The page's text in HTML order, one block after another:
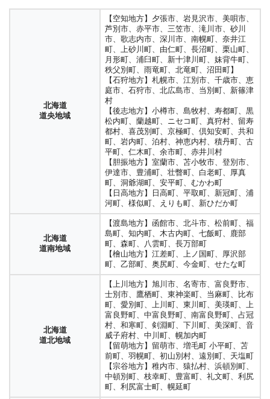
会津地域 浜通り地域
道央地域
【空知地方】夕張市、岩見沢市、美唄市、
芦別市、赤平市、三笠市、滝川市、砂川
市、歌志内市、深川市、南幌町、奈井江
町、上砂川町、由仁町、長沼町、栗山町、
月形町、浦臼町、新十津川町、妹背牛町、
秩父別町、雨竜町、北竜町、沼田町】
【石狩地方】札幌市、江別市、千歳市、恵
庭市、石狩市、北広島市、当別町、新篠津
村
【後志地方】小樽市、島牧村、寿都町、黒
松内町、蘭越町、ニセコ町、真狩村、留寿
都村、喜茂別町、京極町、倶知安町、共和
町、岩内町、泊村、神恵内村、積丹町、古
平町、仁木町、余市町、赤井川村
【胆振地方】室蘭市、苫小牧市、登別市、
伊達市、豊浦町、壮瞥町、白老町、厚真
町、洞爺湖町、安平町、むかわ町
【日高地方】日高町、平取町、新冠町、浦
河町、様似町、えりも町、新ひだか町
【渡島地方】函館市、北斗市、松前町、福
島町、知内町、木古内町、七飯町、鹿部
町、森町、八雲町、長万部町
【檜山地方】江差町、上ノ国町、厚沢部
町、乙部町、奥尻町、今金町、せたな町
西地域 東地域 南地域
多摩地域 東京都島嶼部
横浜市域
川崎市域 横須賀三浦地域 県央地域
湘
県央地域
水戸市、笠間市、小美玉市、東茨城郡（茨
城町、大洗町、城里町）
県北地域
日立市、ひたちなか市、常陸太田市、高萩
市、北茨城市、常陸大宮市、那珂市、那珂
郡（東海村）、久慈郡（大子町）
鹿行地域
鹿嶋市、潮来市、神栖市、鉾田市、行方
市、つくば市、土浦市、取手市、牛久市、
龍ヶ崎市、石岡市、守谷市、稲敷市、かす
みがうら市、つくばみらい市、
稲敷郡（阿見町、・河内町、美浦村）、北
相馬郡（利根町）
古河市、筑西市、常総市、坂東市、結城
市、桜川市、下妻市、結城郡（八千代
町）、猿島郡（五霞町、境町）
山梨県
郡内地域
長野地域 佐久地域 上小地域
松本地
大北地域 上伊那地域 飯伊地域
諏
岐阜県
西濃地域 中濃地域 東濃地域 飛騨地域
中部地域 西部地域
西三河地方 東三河地方
上越市・糸魚川市・妙高市
長岡市、三条市、柏崎市、小千谷市、加茂
市、十日町市、見附市、魚沼市、南魚沼
市、
南蒲原郡、田上郡、三島郡（出雲崎町）、
南魚沼郡（湯沢町）、中魚沼郡（津南
町）、刈羽郡（刈羽村）
丹後地域
豊能地域 三島地域 泉北地域
泉南地域
中河内地域 南河内地域
神戸地域
阪神南地域 阪神北地域 東須磨地域
北
中播磨地域 西播磨地域 但馬地域
丹波
西和地域 中和地域 南和地域
宇陀地域
北部地域
中部地域 南部地域
三重県
いなべ市、桑名市、四日市市、桑名郡（木
曽岬町）、員弁郡（東員町）、三重郡（菰
野町、朝日町、川越町）、鈴鹿市、亀山市
伊賀市、名張市
備中地域 美作地域
広島西地域 呉地域 芸北地域
広島中央
福山・府中地域 備北地域
山口県
柳井広域都市圏
周南広域都市圏
山口・防府広域都市圏
宇部・小野田広域都市圏
下
長門広域都市圏 萩広域都市圏
中央地域 南部地域 西部地域
東讃地域
西讃地域
中予（中部） 南予（西南部）
幡多地域 高知市地域 嶺北地域
物部川
地域
仁淀川地域 幡多地域
杵藤地域 唐松地域 伊西地域
県北地域 県央地域 島原地域
五島地域
対馬地域
県北地域
県央地域 県南地域
東部地域 北部地域 西部地域
南部地域
県央地区 県西地区 県南地区
鹿児島地域
南薩地域 北薩地域
姶良・伊佐地域
熊毛地域 大島地域
北部広域市町村圏
中部広域市町村圏
南部広域市町
北海道
道央地域
【空知地方】夕張市、岩見沢市、美唄市、
芦別市、赤平市、三笠市、滝川市、砂川
市、歌志内市、深川市、南幌町、奈井江
町、上砂川町、由仁町、長沼町、栗山町、
月形町、浦臼町、新十津川町、妹背牛町、
秩父別町、雨竜町、北竜町、沼田町】
【石狩地方】札幌市、江別市、千歳市、恵
庭市、石狩市、北広島市、当別町、新篠津
村
【後志地方】小樽市、島牧村、寿都町、黒
松内町、蘭越町、ニセコ町、真狩村、留寿
都村、喜茂別町、京極町、倶知安町、共和
町、岩内町、泊村、神恵内村、積丹町、古
平町、仁木町、余市町、赤井川村
【胆振地方】室蘭市、苫小牧市、登別市、
伊達市、豊浦町、壮瞥町、白老町、厚真
町、洞爺湖町、安平町、むかわ町
【日高地方】日高町、平取町、新冠町、浦
河町、様似町、えりも町、新ひだか町
北海道
道南地域
【渡島地方】函館市、北斗市、松前町、福
島町、知内町、木古内町、七飯町、鹿部
町、森町、八雲町、長万部町
【檜山地方】江差町、上ノ国町、厚沢部
町、乙部町、奥尻町、今金町、せたな町
北海道
道北地域
【上川地方】旭川市、名寄市、富良野市、
士別市、鷹栖町、東神楽町、当麻町、比布
町、愛別町、上川町、東川町、美瑛町、上
富良野町、中富良野町、南富良野町、占冠
村、和寒町、剣淵町、下川町、美深町、音
威子府村、中川町、幌加内町
【留萌地方】留萌市、増毛町 小平町、苫
前町、羽幌町、初山別村、遠別町、天塩町
【宗谷地方】稚内市、猿払村、浜頓別町、
中頓別町、枝幸町、豊富町、礼文町、利尻
町、利尻富士町、幌延町